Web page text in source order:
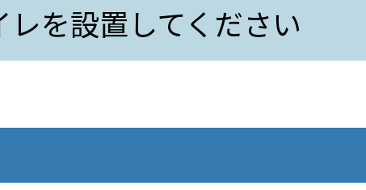
レを設置してください